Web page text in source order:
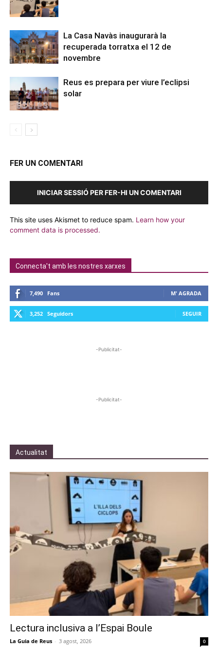
La Casa Navàs inaugurarà la
recuperada torratxa el 12 de
novembre
Reus es prepara per viure l’eclipsi
solar
FER UN COMENTARI
INICIAR SESSIÓ PER FER-HI UN COMENTARI
This site uses Akismet to reduce spam. Learn how your
comment data is processed.
Connecta't amb les nostres xarxes
7,490 Fans M' AGRADA
3,252 Seguidors SEGUIR
-Publicitat-
-Publicitat-
Actualitat
Lectura inclusiva a l’Espai Boule
La Guia de Reus - 3 agost, 2026 0